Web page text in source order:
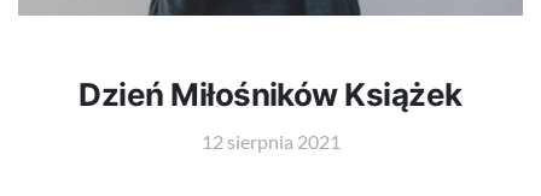
Dzień Miłośników Książek
12 sierpnia 2021